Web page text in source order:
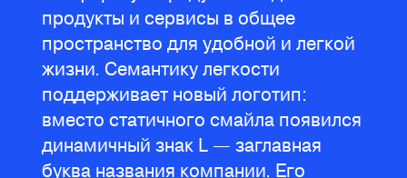
продукты и сервисы в общее
пространство для удобной и легкой
жизни. Семантику легкости
поддерживает новый логотип:
вместо статичного смайла появился
динамичный знак L — заглавная
буква названия компании. Его